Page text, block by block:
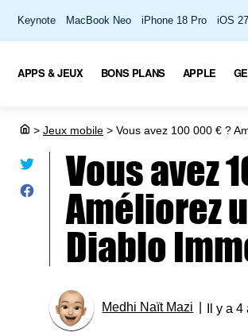
Keynote MacBook Neo iPhone 18 Pro iOS 27
APPS & JEUX BONS PLANS APPLE
> Jeux mobile > Vous avez 100 000 € ?
Vous avez
Améliorez
Diablo
Medhi Naït Mazi Il y a